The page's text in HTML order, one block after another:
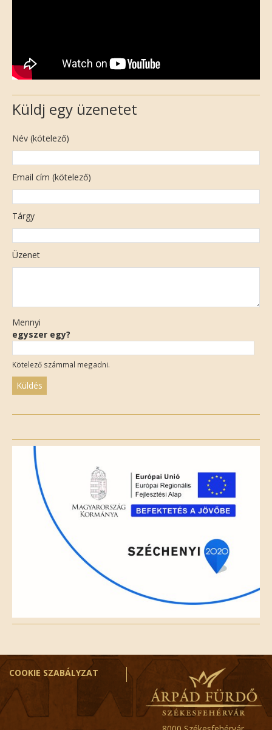
Küldj egy üzenetet
Név (kötelező)
Email cím (kötelező)
Tárgy
Üzenet
Mennyi
egyszer egy?
Kötelező számmal megadni.
field
empty.
COOKIE SZABÁLYZAT